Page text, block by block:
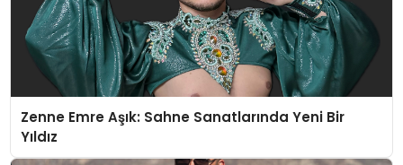
Zenne Emre Aşık: Sahne Sanatlarında Yeni Bir
Yıldız